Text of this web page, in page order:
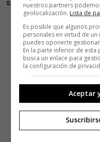
reforzada y
nuestros partners
geolocalización. Lista de
Es posible que algunos
personales en virtud de
puedes oponerte
En la parte inferior de esta
busca un enlace para
la configuración de
Aceptar